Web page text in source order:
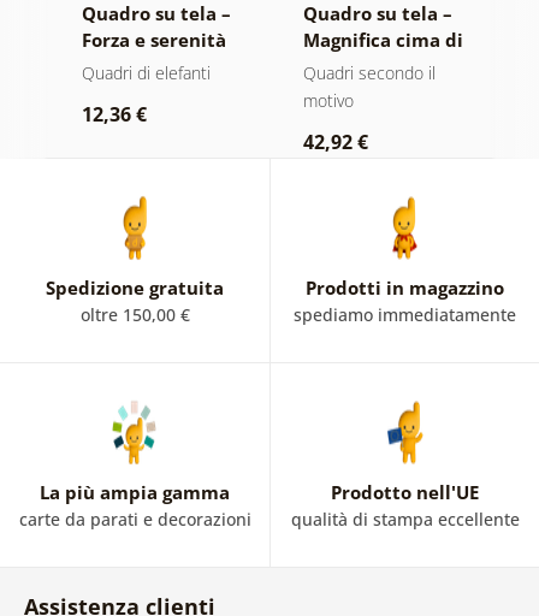
Quadro su tela –
Forza e serenità
dell'elefante
Quadri di elefanti
12,36 €
Quadro su tela –
Magnifica cima di
montagna in
bianco e nero
Quadri secondo il
motivo
42,92 €
Spedizione gratuita
oltre 150,00 €
Prodotti in magazzino
spediamo immediatamente
La più ampia gamma
carte da parati e decorazioni
Prodotto nell'UE
qualità di stampa eccellente
Assistenza clienti